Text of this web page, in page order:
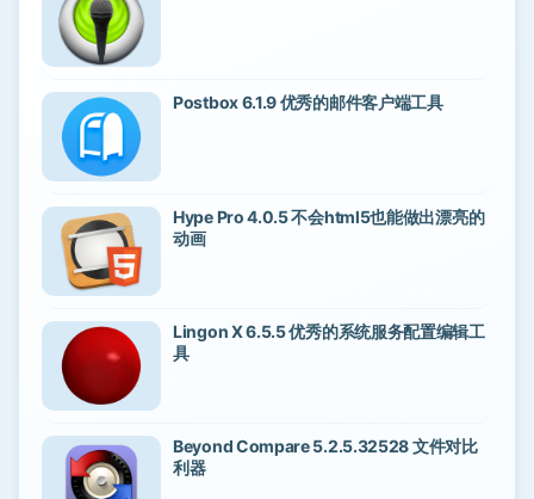
Postbox 6.1.9 优秀的邮件客户端工具
Hype Pro 4.0.5 不会html5也能做出漂亮的
动画
Lingon X 6.5.5 优秀的系统服务配置编辑工
具
Beyond Compare 5.2.5.32528 文件对比
利器